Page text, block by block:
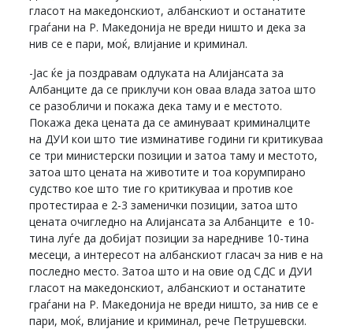
гласот на македонскиот, албанскиот и останатите
граѓани на Р. Македонија не вреди ништо и дека за
нив се е пари, моќ, влијание и криминал.
-Јас ќе ја поздравам одлуката на Алијансата за
Албанците да се приклучи кон оваа влада затоа што
се разобличи и покажа дека таму и е местото.
Покажа дека цената да се аминуваат криминалците
на ДУИ кои што тие изминативе години ги критикуваа
се три министерски позиции и затоа таму и местото,
затоа што цената на животите и тоа корумпирано
судство кое што тие го критикуваа и против кое
протестираа е 2-3 заменички позиции, затоа што
цената очигледно на Алијансата за Албанците е 10-
тина луѓе да добијат позиции за наредниве 10-тина
месеци, а интересот на албанскиот гласач за нив е на
последно место. Затоа што и на овие од СДС и ДУИ
гласот на македонскиот, албанскиот и останатите
граѓани на Р. Македонија не вреди ништо, за нив се е
пари, моќ, влијание и криминал, рече Петрушевски.